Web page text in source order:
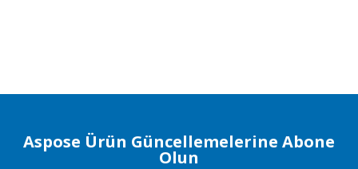
Aspose Ürün Güncellemelerine Abone
Olun